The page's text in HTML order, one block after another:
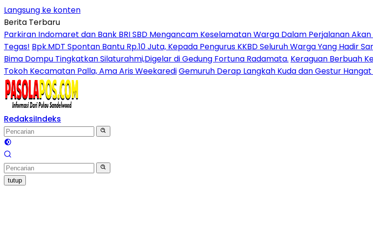
Langsung ke konten
Berita Terbaru
Parkiran Indomaret dan Bank BRI SBD Mengancam Keselamatan Warga Dalam Perjalanan
Tegas! Bpk.MDT Spontan Bantu Rp.10 Juta, Kepada Pengurus KKBD Seluruh Warga Yang Hadir
Bima Dompu Tingkatkan Silaturahmi,Digelar di Gedung Fortuna Radamata. Keraguan Berbuah
Tokoh Kecamatan Palla, Ama Aris WeekarediGemuruh Derap Langkah Kuda dan Gestur
RedaksiIndeks
tutup